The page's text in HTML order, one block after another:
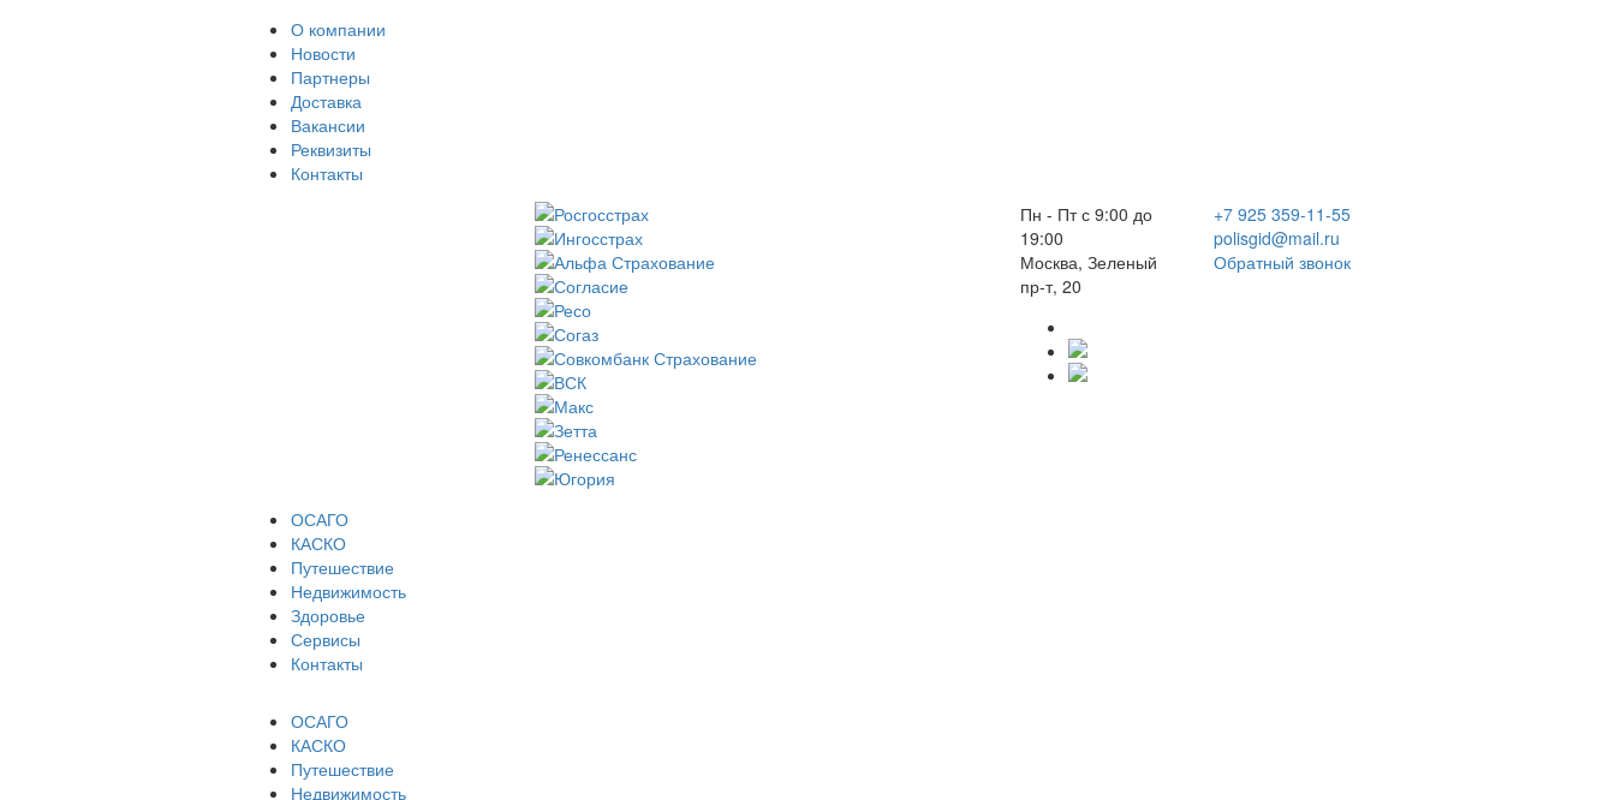
О компании
Новости
Партнеры
Доставка
Вакансии
Реквизиты
Контакты
Пн - Пт с 9:00 до
19:00
Москва, Зеленый
пр-т, 20
+7 925 359-11-55
polisgid@mail.ru
Обратный звонок
ОСАГО
КАСКО
Путешествие
Недвижимость
Здоровье
Сервисы
Контакты
ОСАГО
КАСКО
Путешествие
Недвижимость